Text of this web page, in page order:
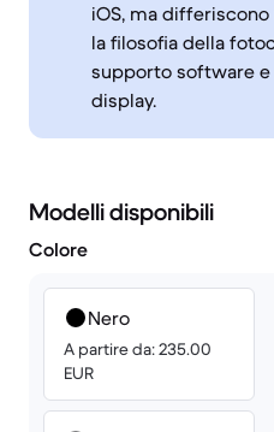
iOS, ma
la filosofia della
supporto software
display.
Modelli disponibili
Colore
Nero
A partire da: 235.00
EUR